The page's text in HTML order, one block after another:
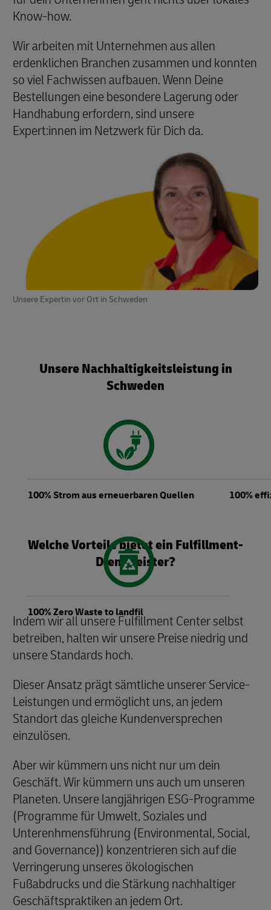
Unsere Expertin vor Ort in Schweden
Know-how.
Wir arbeiten mit Unternehmen aus allen
erdenklichen Branchen zusammen und konnten
so viel Fachwissen aufbauen. Wenn Deine
Bestellungen eine besondere Lagerung oder
Handhabung erfordern, sind unsere
Expert:innen im Netzwerk für Dich da.
Unsere Nachhaltigkeitsleistung in
Schweden
100% Strom aus erneuerbaren Quellen 100%
100% Zero Waste to landfil
Welche Vorteile bietet ein Fulfillment-
Dienstleister?
Indem wir all unsere Fulfillment Center selbst
betreiben, halten wir unsere Preise niedrig und
unsere Standards hoch.
Dieser Ansatz prägt sämtliche unserer Service-
Leistungen und ermöglicht uns, an jedem
Standort das gleiche Kundenversprechen
einzulösen.
Aber wir kümmern uns nicht nur um dein
Geschäft. Wir kümmern uns auch um unseren
Planeten. Unsere langjährigen ESG-Programme
(Programme für Umwelt, Soziales und
Unterenhmensführung (Environmental, Social,
and Governance)) konzentrieren sich auf die
Verringerung unseres ökologischen
Fußabdrucks und die Stärkung nachhaltiger
Geschäftspraktiken an jedem Ort.